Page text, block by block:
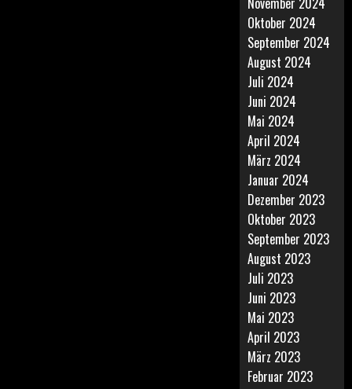
Oktober 2024
September 2024
August 2024
Juli 2024
Juni 2024
Mai 2024
April 2024
März 2024
Januar 2024
Dezember 2023
Oktober 2023
September 2023
August 2023
Juli 2023
Juni 2023
Mai 2023
April 2023
März 2023
Februar 2023